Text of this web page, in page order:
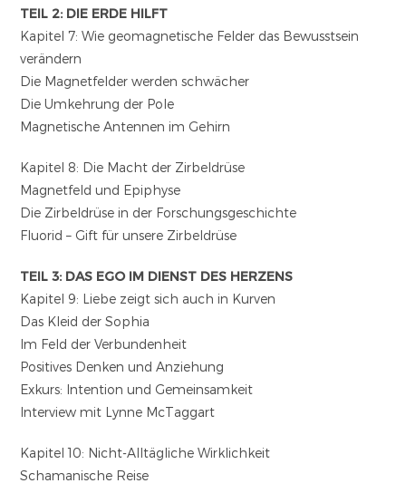
TEIL 2: DIE ERDE HILFT
Kapitel 7: Wie geomagnetische Felder das Bewusstsein
verändern
Die Magnetfelder werden schwächer
Die Umkehrung der Pole
Magnetische Antennen im Gehirn
Kapitel 8: Die Macht der Zirbeldrüse
Magnetfeld und Epiphyse
Die Zirbeldrüse in der Forschungsgeschichte
Fluorid – Gift für unsere Zirbeldrüse
TEIL 3: DAS EGO IM DIENST DES HERZENS
Kapitel 9: Liebe zeigt sich auch in Kurven
Das Kleid der Sophia
Im Feld der Verbundenheit
Positives Denken und Anziehung
Exkurs: Intention und Gemeinsamkeit
Interview mit Lynne McTaggart
Kapitel 10: Nicht-Alltägliche Wirklichkeit
Schamanische Reise